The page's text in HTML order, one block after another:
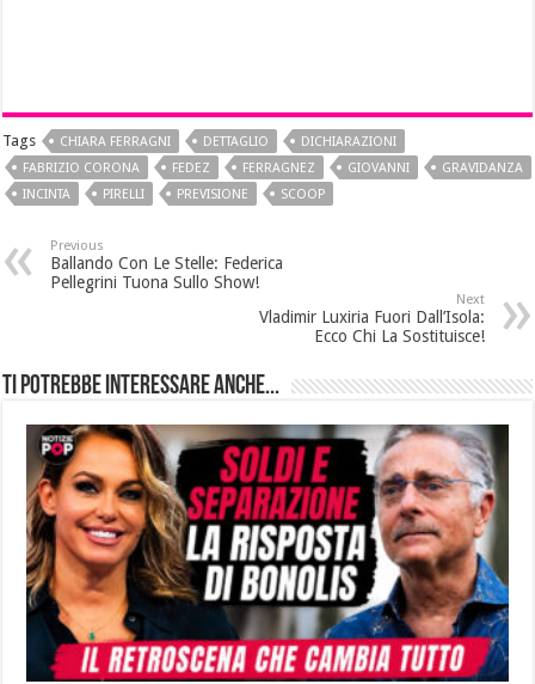
Tags CHIARA FERRAGNI DETTAGLIO
DICHIARAZIONI
FABRIZIO CORONA
FEDEZ FERRAGNEZ GIOVANNI
GRAVIDANZA
INCINTA
PIRELLI PREVISIONE SCOOP
Previous
Ballando Con Le Stelle: Federica
Pellegrini Tuona Sullo Show!
Next
Vladimir Luxiria Fuori Dall’Isola:
Ecco Chi La Sostituisce!
Ti potrebbe interessare anche...